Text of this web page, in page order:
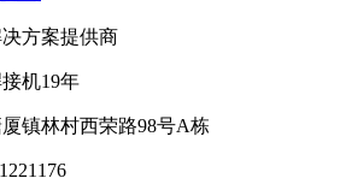
方案提供商
机19年
镇林村西荣路98号A栋